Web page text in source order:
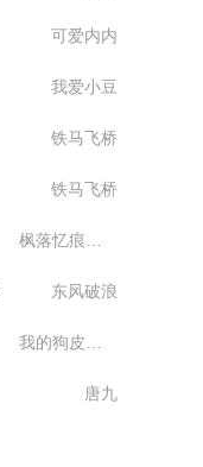
可爱内内
我爱小豆
铁马飞桥
铁马飞桥
东风破浪
唐九